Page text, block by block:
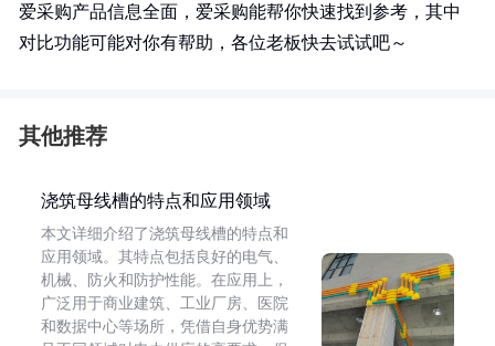
爱采购产品信息全面，爱采购能帮你快速找到参考，其中
对比功能可能对你有帮助，各位老板快去试试吧～
其他推荐
浇筑母线槽的特点和应用领域
本文详细介绍了浇筑母线槽的特点和
应用领域。其特点包括良好的电气、
机械、防火和防护性能。在应用上，
广泛用于商业建筑、工业厂房、医院
和数据中心等场所，凭借自身优势满